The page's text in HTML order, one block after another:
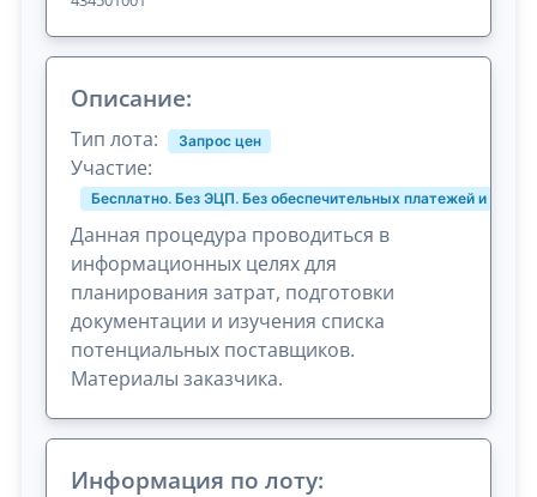
Описание:
Тип лота: Запрос цен
Участие:
Бесплатно. Без ЭЦП. Без обеспечительных платежей и
Данная процедура проводиться в
информационных целях для
планирования затрат, подготовки
документации и изучения списка
потенциальных поставщиков.
Материалы заказчика.
Информация по лоту: